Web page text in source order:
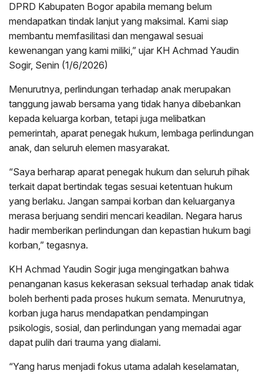
DPRD Kabupaten Bogor apabila memang belum
mendapatkan tindak lanjut yang maksimal. Kami siap
membantu memfasilitasi dan mengawal sesuai
kewenangan yang kami miliki,” ujar KH Achmad Yaudin
Sogir, Senin (1/6/2026)
Menurutnya, perlindungan terhadap anak merupakan
tanggung jawab bersama yang tidak hanya dibebankan
kepada keluarga korban, tetapi juga melibatkan
pemerintah, aparat penegak hukum, lembaga perlindungan
anak, dan seluruh elemen masyarakat.
“Saya berharap aparat penegak hukum dan seluruh pihak
terkait dapat bertindak tegas sesuai ketentuan hukum
yang berlaku. Jangan sampai korban dan keluarganya
merasa berjuang sendiri mencari keadilan. Negara harus
hadir memberikan perlindungan dan kepastian hukum bagi
korban,” tegasnya.
KH Achmad Yaudin Sogir juga mengingatkan bahwa
penanganan kasus kekerasan seksual terhadap anak tidak
boleh berhenti pada proses hukum semata. Menurutnya,
korban juga harus mendapatkan pendampingan
psikologis, sosial, dan perlindungan yang memadai agar
dapat pulih dari trauma yang dialami.
“Yang harus menjadi fokus utama adalah keselamatan,